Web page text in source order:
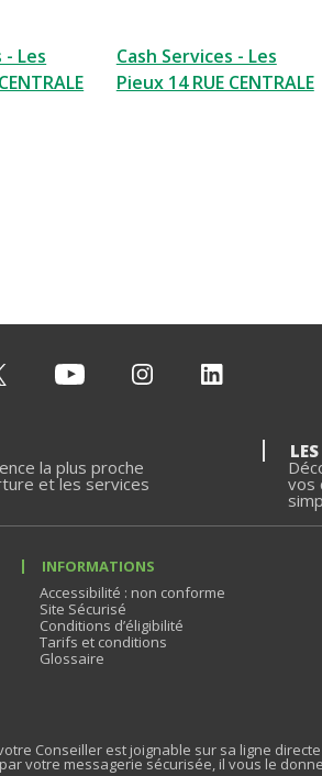
- Les
Cash Services - Les
Pieux 14 RUE CENTRALE
la plus proche
et les services vos
INFORMATIONS
Accessibilité : non conforme
Site Sécurisé
Conditions d’éligibilité
Tarifs et conditions
Glossaire
Conseiller est joignable sur sa ligne
votre messagerie sécurisée, il vous le